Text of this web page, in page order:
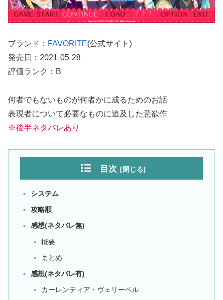
ブランド： FAVORITE(公式サイト)
発売日：2021-05-28
評価ランク：B
何者でもないものが何者かに成るためのお話
表現者について必要なものに追及した意欲作
※後半ネタバレあり
目次
システム
攻略順
感想(ネタバレ無)
概要
まとめ
感想(ネタバレ有)
カーレンティア・ヴェリーベル